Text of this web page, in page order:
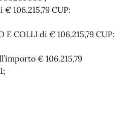
106.215,79 CUP:
E COLLI di € 106.215,79 CUP:
€ 106.215,79